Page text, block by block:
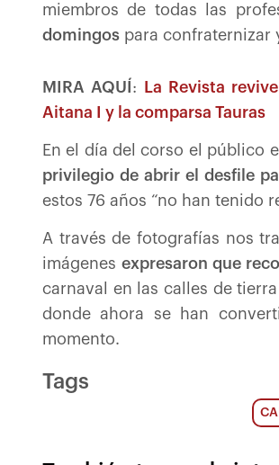
miembros de todas las
domingos para confraternizar
MIRA AQUÍ :
La Revista
Aitana I y la comparsa Tauras
En el día del corso el público
privilegio de abrir el desfile
estos 76 años “no han tenido
A través de fotografías nos
imágenes expresaron que
carnaval en las calles de
donde ahora se han
momento.
Tags